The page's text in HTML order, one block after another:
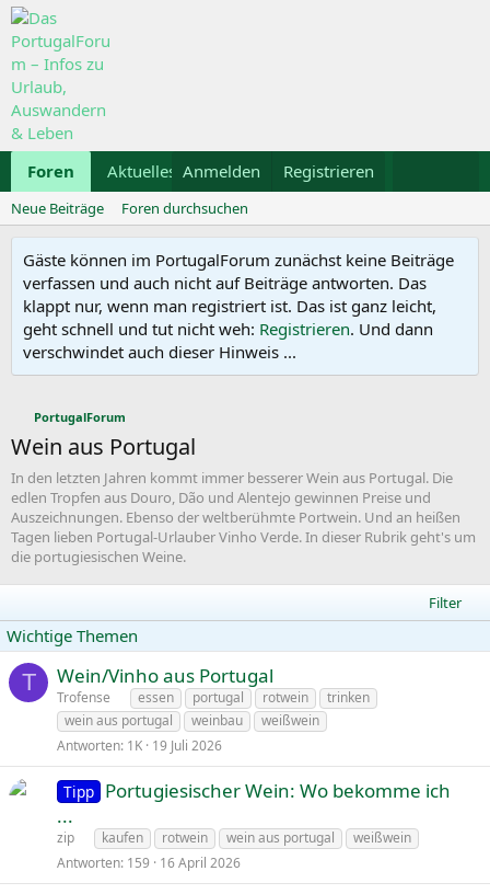
Foren Aktuelles Galerie Kalender
Anmelden Registrieren
Neue Beiträge Foren durchsuchen
Gäste können im PortugalForum zunächst keine Beiträge
verfassen und auch nicht auf Beiträge antworten. Das
klappt nur, wenn man registriert ist. Das ist ganz leicht,
geht schnell und tut nicht weh: Registrieren. Und dann
verschwindet auch dieser Hinweis ...
PortugalForum
Wein aus Portugal
In den letzten Jahren kommt immer besserer Wein aus Portugal. Die
edlen Tropfen aus Douro, Dão und Alentejo gewinnen Preise und
Auszeichnungen. Ebenso der weltberühmte Portwein. Und an heißen
Tagen lieben Portugal-Urlauber Vinho Verde. In dieser Rubrik geht's um
die portugiesischen Weine.
Filter
Wichtige Themen
T
p
Wein/Vinho aus Portugal
Trofense essen portugal rotwein
trinken
wein aus portugal
weinbau
weißwein
Antworten 1K 19 Juli 2026
p
Tipp Portugiesischer Wein: Wo bekomme ich
...
zip kaufen rotwein wein aus portugal
weißwein
Antworten 159 16 April 2026